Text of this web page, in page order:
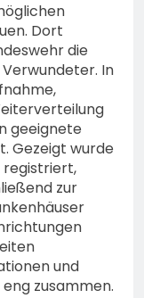
Dort
die
In
geeignete
Gezeigt wurde
registriert,
zur
und
zusammen.